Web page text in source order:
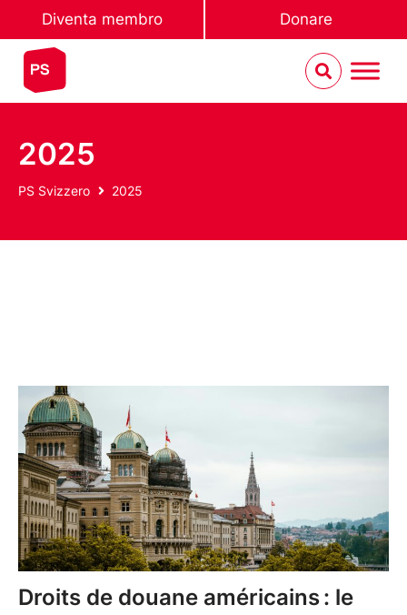
Diventa membro Donare
2025
PS Svizzero 2025
Droits de douane américains : le